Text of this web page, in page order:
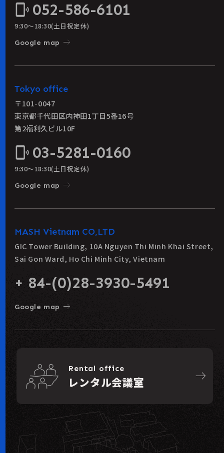
phonelink_ring 052-586-6101
9:30〜18:30(土日祝定休)
Google map east
Tokyo office
〒101-0047
東京都千代田区内神田1丁目5番16号
第2福利久ビル10F
phonelink_ring 03-5281-0160
9:30〜18:30(土日祝定休)
Google map east
MASH Vietnam CO,LTD
GIC Tower Building, 10A Nguyen Thi Minh Khai Street,
Sai Gon Ward, Ho Chi Minh City, Vietnam
+ 84-(0)28-3930-5491
Google map east
Rental office
レンタル会議室 east